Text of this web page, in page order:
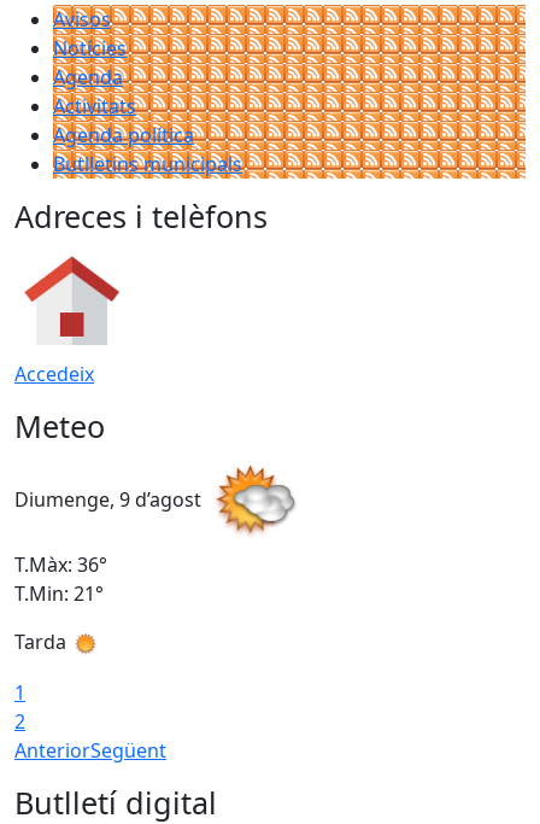
Avisos
Notícies
Agenda
Activitats
Agenda política
Butlletins municipals
Adreces i telèfons
Accedeix
Meteo
Diumenge, 9 d’agost
T.Màx: 36°
T.Min: 21°
Tarda
1
2
AnteriorSegüent
Butlletí digital